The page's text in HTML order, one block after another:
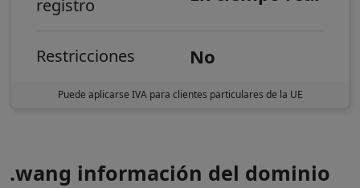
registro
Restricciones No
Puede aplicarse IVA para clientes particulares de la UE
.wang información del dominio